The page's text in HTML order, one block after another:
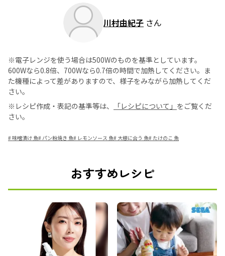
川村由紀子 さん
※電子レンジを使う場合は500Wのものを基準としています。
600Wなら0.8倍、700Wなら0.7倍の時間で加熱してください。ま
た機種によって差がありますので、様子をみながら加熱してくだ
さい。
※レシピ作成・表記の基準等は、
「レシピについて」 をご覧くだ
さい。
#味噌漬け 魚#パン粉焼き 魚# レモンソース 魚# 大根に合う 魚# たけのこ 魚
おすすめレシピ